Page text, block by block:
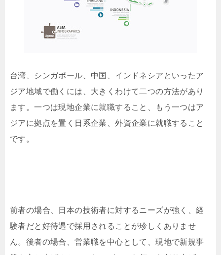
台湾、シンガポール、中国、インドネシアといったア
ジア地域で働くには、大きくわけて二つの方法があり
ます。一つは現地企業に就職すること、もう一つはア
ジアに拠点を置く日系企業、外資企業に就職すること
です。
前者の場合、日本の技術者に対するニーズが強く、経
験者だと好待遇で採用されることが珍しくありませ
ん。後者の場合、営業職を中心として、現地で新規事